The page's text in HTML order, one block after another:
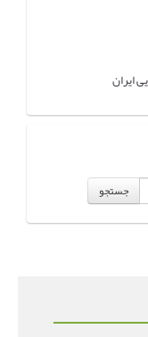
ایران
جستجو